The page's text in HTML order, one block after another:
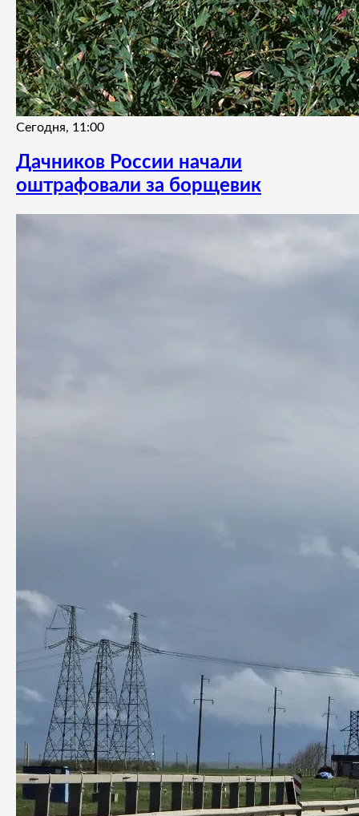
Сегодня, 11:00
Дачников России начали
оштрафовали за борщевик